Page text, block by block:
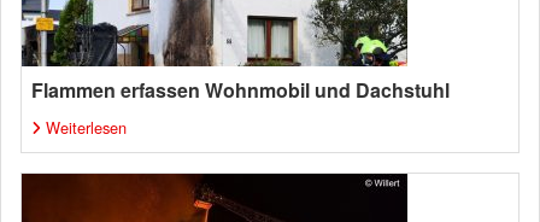
Flammen erfassen Wohnmobil und Dachstuhl
Weiterlesen